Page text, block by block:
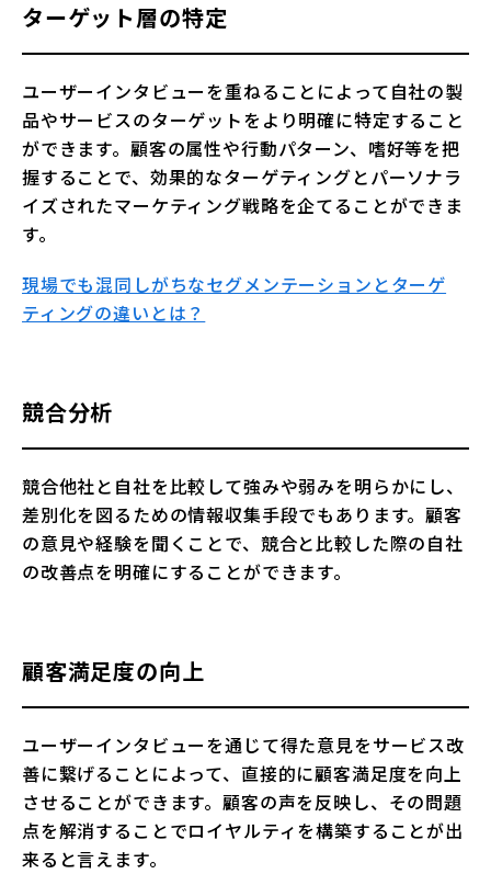
ターゲット層の特定
ユーザーインタビューを重ねることによって自社の製
品やサービスのターゲットをより明確に特定すること
ができます。顧客の属性や行動パターン、嗜好等を把
握することで、効果的なターゲティングとパーソナラ
イズされたマーケティング戦略を企てることができま
す。
現場でも混同しがちなセグメンテーションとターゲ
ティングの違いとは？
競合分析
競合他社と自社を比較して強みや弱みを明らかにし、
差別化を図るための情報収集手段でもあります。顧客
の意見や経験を聞くことで、競合と比較した際の自社
の改善点を明確にすることができます。
顧客満足度の向上
ユーザーインタビューを通じて得た意見をサービス改
善に繋げることによって、直接的に顧客満足度を向上
させることができます。顧客の声を反映し、その問題
点を解消することでロイヤルティを構築することが出
来ると言えます。